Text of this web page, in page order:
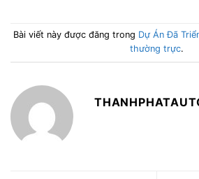
Bài viết này được đăng trong Dự Án Đã
thường trực.